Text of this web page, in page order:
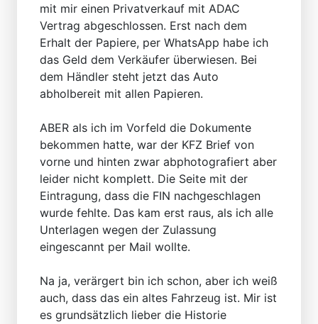
mit mir einen Privatverkauf mit ADAC
Vertrag abgeschlossen. Erst nach dem
Erhalt der Papiere, per WhatsApp habe ich
das Geld dem Verkäufer überwiesen. Bei
dem Händler steht jetzt das Auto
abholbereit mit allen Papieren.
ABER als ich im Vorfeld die Dokumente
bekommen hatte, war der KFZ Brief von
vorne und hinten zwar abphotografiert aber
leider nicht komplett. Die Seite mit der
Eintragung, dass die FIN nachgeschlagen
wurde fehlte. Das kam erst raus, als ich alle
Unterlagen wegen der Zulassung
eingescannt per Mail wollte.
Na ja, verärgert bin ich schon, aber ich weiß
auch, dass das ein altes Fahrzeug ist. Mir ist
es grundsätzlich lieber die Historie